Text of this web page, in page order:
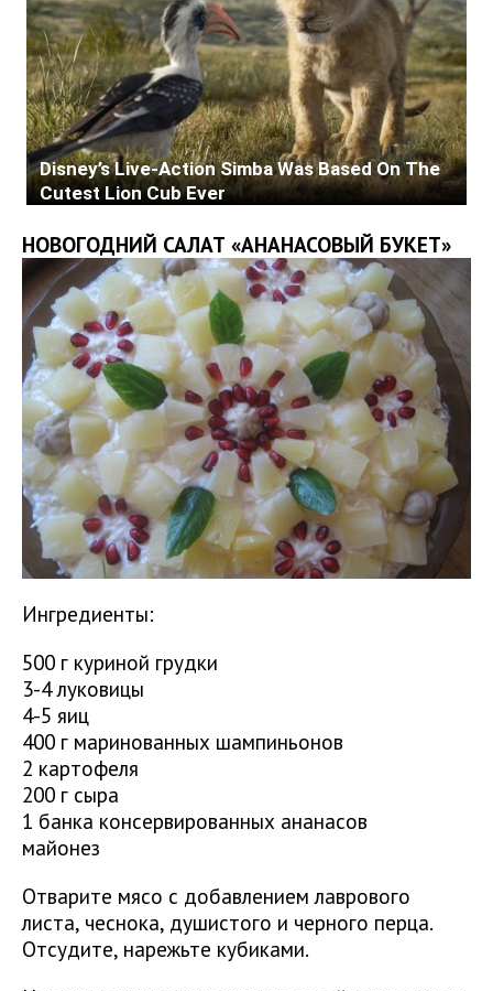
НОВОГОДНИЙ САЛАТ «АНАНАСОВЫЙ БУКЕТ»
Ингредиенты:
500 г куриной грудки
3-4 луковицы
4-5 яиц
400 г маринованных шампиньонов
2 картофеля
200 г сыра
1 банка консервированных ананасов
майонез
Отварите мясо с добавлением лаврового
листа, чеснока, душистого и черного перца.
Отсудите, нарежьте кубиками.